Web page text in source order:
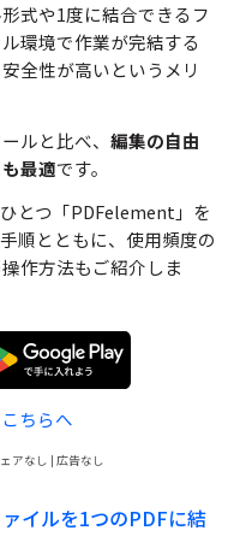
式や1度に結合できるフ
環境で作業が完結する
全性が高いというメリ
ルと比べ、 編集の自由
最適です。
とつ「PDFelement」を
順とともに、使用頻度の
作方法もご紹介しま
ちらへ
アなし | 広告なし
イルを1つのPDFに結